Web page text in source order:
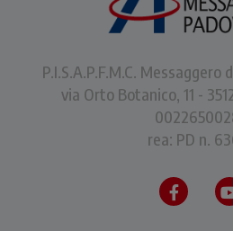
P.I.S.A.P.F.M.C.
via Orto Botanico, 11 -
rea: PD n.